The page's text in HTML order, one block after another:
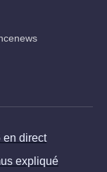
en direct
expliqué